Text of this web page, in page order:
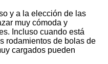
y a la elección de las
muy cómoda y
Incluso cuando está
rodamientos de bolas de
cargados pueden